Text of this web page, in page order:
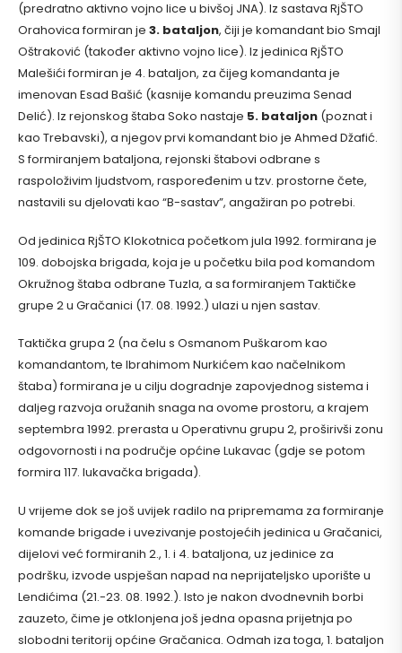
(predratno aktivno vojno lice u bivšoj JNA). Iz sastava RjŠTO
Orahovica formiran je 3. bataljon, čiji je komandant bio Smajl
Oštraković (također aktivno vojno lice). Iz jedinica RjŠTO
Malešići formiran je 4. bataljon, za čijeg komandanta je
imenovan Esad Bašić (kasnije komandu preuzima Senad
Delić). Iz rejonskog štaba Soko nastaje 5. bataljon (poznat i
kao Trebavski), a njegov prvi komandant bio je Ahmed Džafić.
S formiranjem bataljona, rejonski štabovi odbrane s
raspoloživim ljudstvom, raspoređenim u tzv. prostorne čete,
nastavili su djelovati kao “B-sastav”, angažiran po potrebi.
Od jedinica RjŠTO Klokotnica početkom jula 1992. formirana je
109. dobojska brigada, koja je u početku bila pod komandom
Okružnog štaba odbrane Tuzla, a sa formiranjem Taktičke
grupe 2 u Gračanici (17. 08. 1992.) ulazi u njen sastav.
Taktička grupa 2 (na čelu s Osmanom Puškarom kao
komandantom, te Ibrahimom Nurkićem kao načelnikom
štaba) formirana je u cilju dogradnje zapovjednog sistema i
daljeg razvoja oružanih snaga na ovome prostoru, a krajem
septembra 1992. prerasta u Operativnu grupu 2, proširivši zonu
odgovornosti i na područje općine Lukavac (gdje se potom
formira 117. lukavačka brigada).
U vrijeme dok se još uvijek radilo na pripremama za formiranje
komande brigade i uvezivanje postojećih jedinica u Gračanici,
dijelovi već formiranih 2., 1. i 4. bataljona, uz jedinice za
podršku, izvode uspješan napad na neprijateljsko uporište u
Lendićima (21.-23. 08. 1992.). Isto je nakon dvodnevnih borbi
zauzeto, čime je otklonjena još jedna opasna prijetnja po
slobodni teritorij općine Gračanica. Odmah iza toga, 1. bataljon